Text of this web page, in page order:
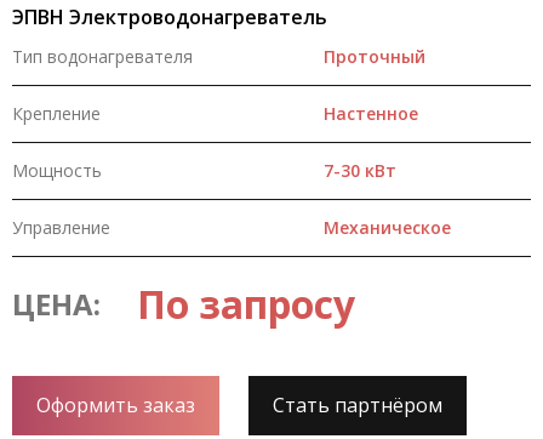
ЭПВН Электроводонагреватель
Тип водонагревателя Проточный
Крепление Настенное
Мощность 7-30 кВт
Управление Механическое
ЦЕНА: По запросу
Оформить заказ Стать партнёром